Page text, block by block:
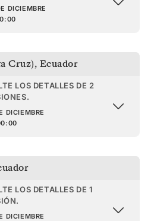
DICIEMBRE
Cruz), Ecuador
LOS DETALLES DE 2
DICIEMBRE
LOS DETALLES DE 1
DICIEMBRE